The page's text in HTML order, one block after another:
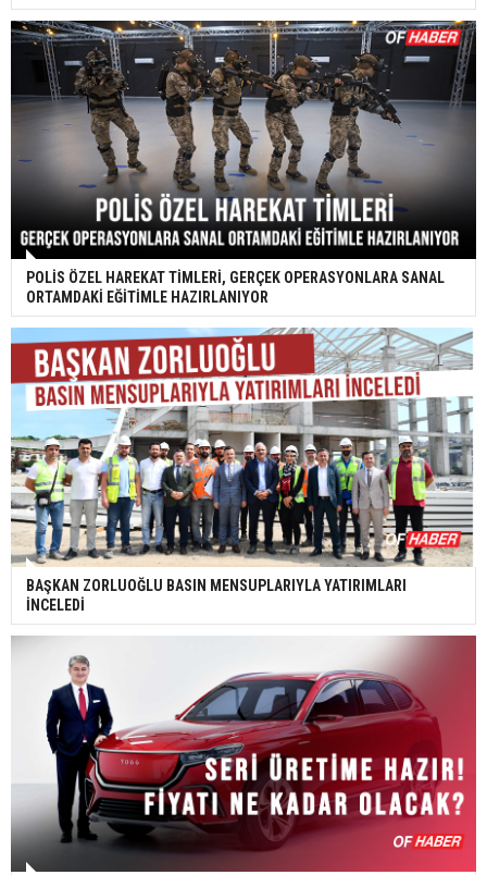
POLİS ÖZEL HAREKAT TİMLERİ, GERÇEK OPERASYONLARA SANAL
ORTAMDAKİ EĞİTİMLE HAZIRLANIYOR
BAŞKAN ZORLUOĞLU BASIN MENSUPLARIYLA YATIRIMLARI
İNCELEDİ